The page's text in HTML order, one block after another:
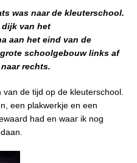
was naar de kleuterschool.
van het
aan het eind van de
schoolgebouw links af
rechts.
de tijd op de kleuterschool.
een plakwerkje en een
had en waar ik nog